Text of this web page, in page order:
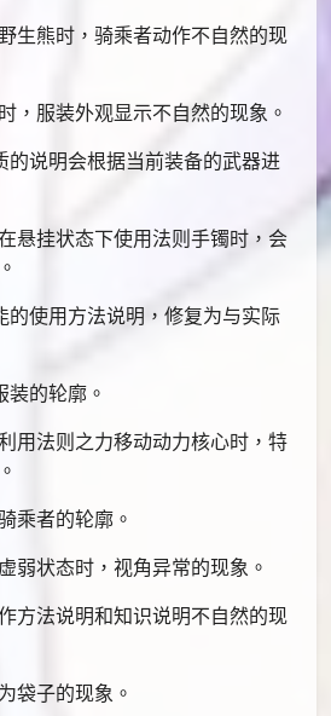
生熊时，骑乘者动作不自然的现
，服装外观显示不自然的现象。
的说明会根据当前装备的武器进
悬挂状态下使用法则手镯时，会
的使用方法说明，修复为与实际
的轮廓。
用法则之力移动动力核心时，特
乘者的轮廓。
弱状态时，视角异常的现象。
方法说明和知识说明不自然的现
袋子的现象。